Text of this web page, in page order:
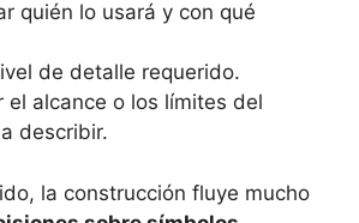
quién lo usará y con qué
de detalle requerido.
el alcance o los límites del
describir.
la construcción fluye mucho